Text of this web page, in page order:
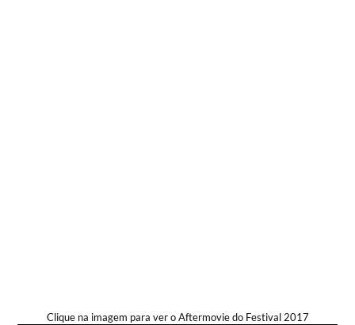
Clique na imagem para ver o Aftermovie do Festival 2017